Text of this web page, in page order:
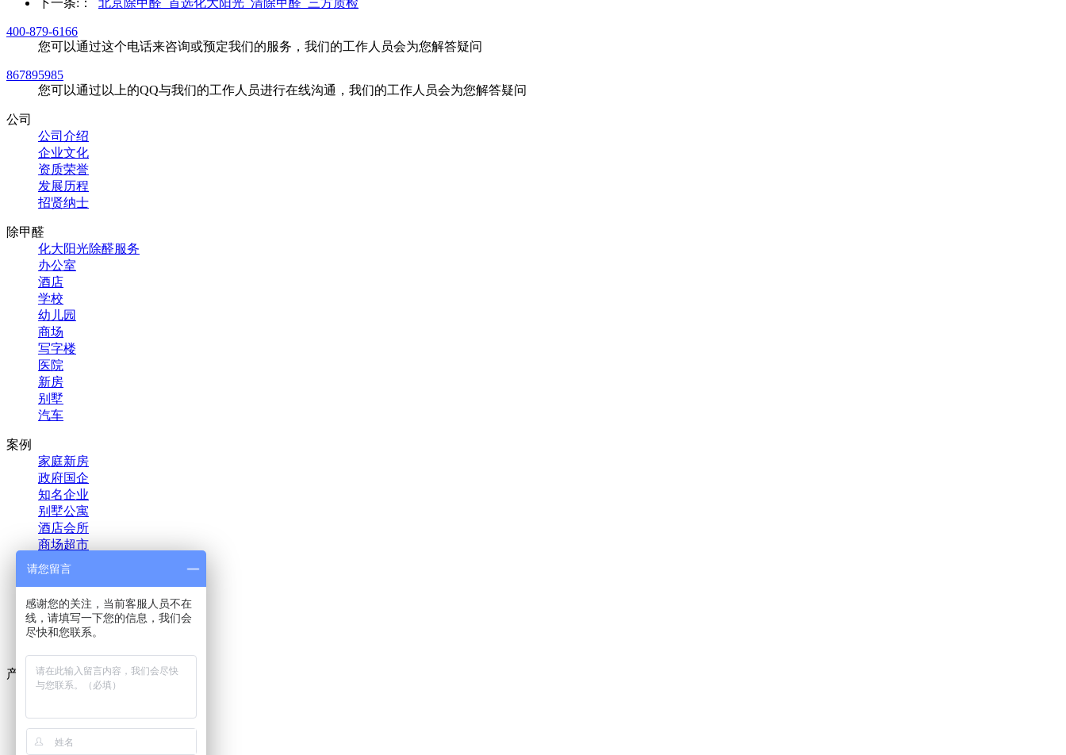
400-879-6166
您可以通过这个电话来咨询或预定我们的服务，我们的工作人员会为您解答疑问
867895985
您可以通过以上的QQ与我们的工作人员进行在线沟通，我们的工作人员会为您解答疑问
公司
公司介绍
企业文化
资质荣誉
发展历程
招贤纳士
除甲醛
化大阳光除醛服务
办公室
酒店
学校
幼儿园
商场
写字楼
医院
新房
别墅
汽车
案例
家庭新房
政府国企
知名企业
别墅公寓
酒店会所
商场超市
教育培训
金融投资
汽车新车
地产物业
产品
室内除甲醛药剂
单过硫酸氢钾消毒剂
请您留言
感谢您的关注，当前客服人员不在
线，请填写一下您的信息，我们会
尽快和您联系。